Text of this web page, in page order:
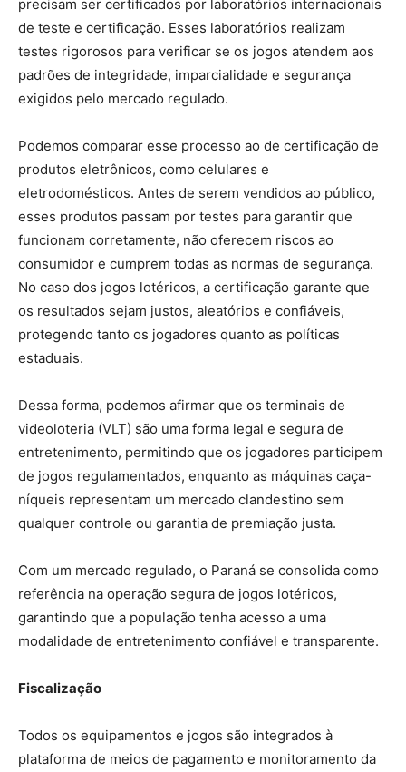
precisam ser certificados por laboratórios internacionais
de teste e certificação. Esses laboratórios realizam
testes rigorosos para verificar se os jogos atendem aos
padrões de integridade, imparcialidade e segurança
exigidos pelo mercado regulado.
Podemos comparar esse processo ao de certificação de
produtos eletrônicos, como celulares e
eletrodomésticos. Antes de serem vendidos ao público,
esses produtos passam por testes para garantir que
funcionam corretamente, não oferecem riscos ao
consumidor e cumprem todas as normas de segurança.
No caso dos jogos lotéricos, a certificação garante que
os resultados sejam justos, aleatórios e confiáveis,
protegendo tanto os jogadores quanto as políticas
estaduais.
Dessa forma, podemos afirmar que os terminais de
videoloteria (VLT) são uma forma legal e segura de
entretenimento, permitindo que os jogadores participem
de jogos regulamentados, enquanto as máquinas caça-
níqueis representam um mercado clandestino sem
qualquer controle ou garantia de premiação justa.
Com um mercado regulado, o Paraná se consolida como
referência na operação segura de jogos lotéricos,
garantindo que a população tenha acesso a uma
modalidade de entretenimento confiável e transparente.
Fiscalização
Todos os equipamentos e jogos são integrados à
plataforma de meios de pagamento e monitoramento da